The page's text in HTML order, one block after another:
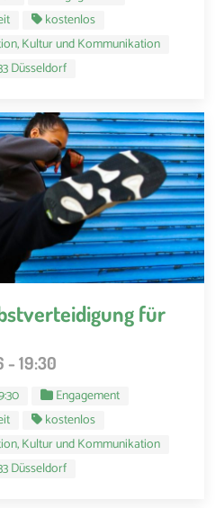
kostenlos
Kultur und Kommunikation
Düsseldorf
für
- 19:30
Engagement
kostenlos
Kultur und Kommunikation
Düsseldorf